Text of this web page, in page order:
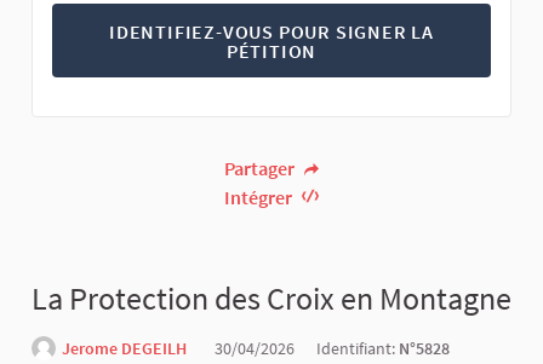
IDENTIFIEZ-VOUS POUR SIGNER LA
PÉTITION
Partager
Intégrer
La Protection des Croix en Montagne
Jerome DEGEILH 30/04/2026 Identifiant: N°5828